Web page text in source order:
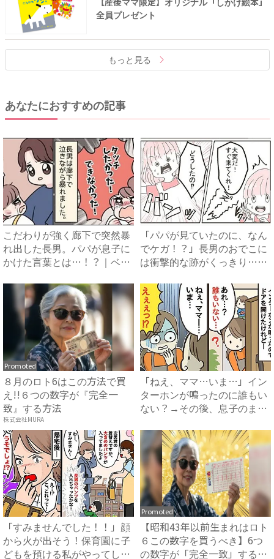
全員プレゼント
もっと見る
あなたにおすすめの記事
こだわりが強く廊下で突然暴
れ出した長男。パパが息子に
かけた言葉とは…！？｜ベビ
「パパが見ていたのに、なん
でケガ！？」長男のおでこに
は衝撃的な跡がくっきり…！
Promoted
８月のロト6はこの方法で買
え!!６つの数字が『完全一
致』する方法
株式会社MURA
「ねえ、ママ…いま…」イン
ターホンが鳴ったのに誰もい
ない？→その後、息子のまさ
「すみませんでした！！」顔
から火が出そう！保育園に子
どもを預ける私がやってしま
Promoted
【昭和43年以前生まれはロト
６この数字を買うべき】6つ
の数字が「完全一致」する